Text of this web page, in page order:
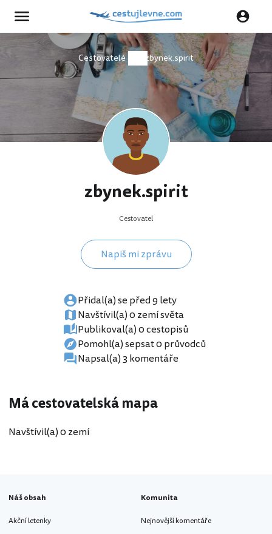
Cestovatelé zbynek.spirit
zbynek.spirit
Cestovatel
Napiš mi zprávu
Přidal(a) se před 9 lety
Navštívil(a) 0 zemí světa
Publikoval(a) 0 cestopisů
Pomohl(a) sepsat 0 průvodců
Napsal(a) 3 komentáře
Má cestovatelská mapa
Navštívil(a) 0 zemí
Náš obsah
Akční letenky
Komunita
Nejnovější komentáře